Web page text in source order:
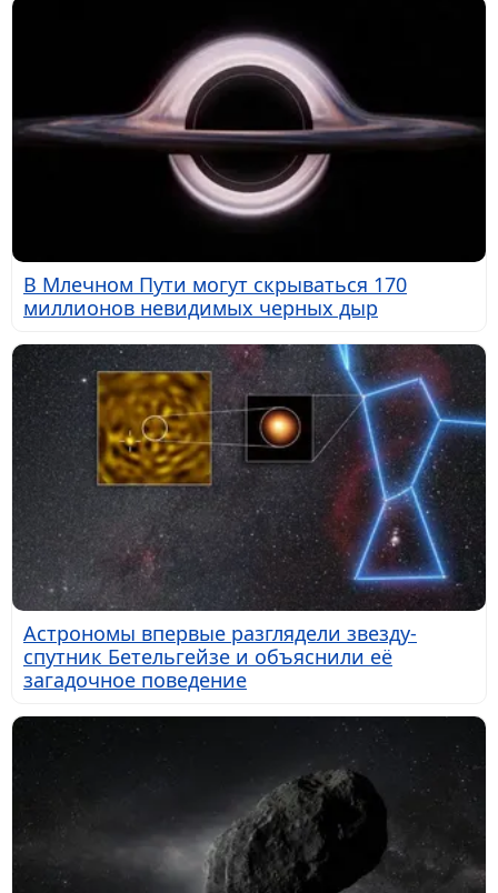
В Млечном Пути могут скрываться 170
миллионов невидимых черных дыр
Астрономы впервые разглядели звезду-
спутник Бетельгейзе и объяснили её
загадочное поведение